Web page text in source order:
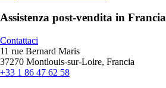
Assistenza post-vendita in Francia
Contattaci
11 rue Bernard Maris
37270 Montlouis-sur-Loire, Francia
+33 1 86 47 62 58